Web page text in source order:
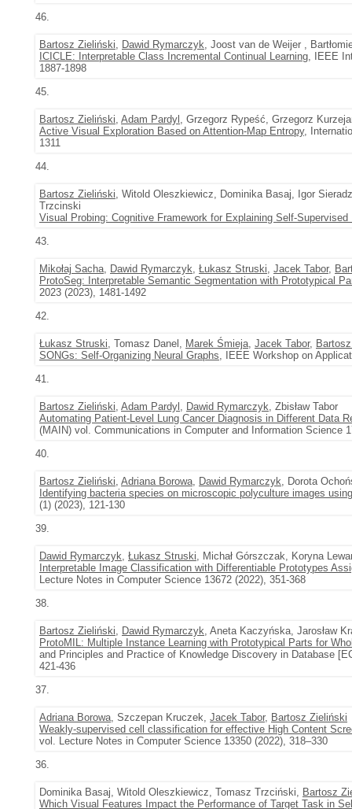
46.
Bartosz Zieliński, Dawid Rymarczyk, Joost van de Weijer ,
ICICLE: Interpretable Class Incremental Continual Learning, IEEE
1887-1898
45.
Bartosz Zieliński, Adam Pardyl , Grzegorz Rypeść, Grzegorz
Active Visual Exploration Based on Attention-Map Entropy,
1311
44.
Bartosz Zieliński, Witold Oleszkiewicz, Dominika Basaj, Igor
Trzcinski
Visual Probing: Cognitive Framework for Explaining Self-
43.
Mikołaj Sacha, Dawid Rymarczyk, Łukasz Struski, Jacek Tabor,
ProtoSeg: Interpretable Semantic Segmentation with Prototypical
2023 (2023), 1481-1492
42.
Łukasz Struski, Tomasz Danel, Marek Śmieja, Jacek Tabor,
SONGs: Self-Organizing Neural Graphs, IEEE Workshop on
41.
Bartosz Zieliński, Adam Pardyl , Dawid Rymarczyk, Zbisław Tabor
Automating Patient-Level Lung Cancer Diagnosis in Different Data
(MAIN) vol. Communications in Computer and Information Science
40.
Bartosz Zieliński, Adriana Borowa, Dawid Rymarczyk, Dorota
Identifying bacteria species on microscopic polyculture images
(1) (2023), 121-130
39.
Dawid Rymarczyk, Łukasz Struski, Michał Górszczak, Koryna
Interpretable Image Classification with Differentiable Prototypes
Lecture Notes in Computer Science 13672 (2022), 351-368
38.
Bartosz Zieliński, Dawid Rymarczyk, Aneta Kaczyńska, Jarosław
ProtoMIL: Multiple Instance Learning with Prototypical Parts for
and Principles and Practice of Knowledge Discovery in Database
421-436
37.
Adriana Borowa, Szczepan Kruczek, Jacek Tabor, Bartosz Zieliński
Weakly-supervised cell classification for effective High Content
vol. Lecture Notes in Computer Science 13350 (2022), 318–330
36.
Dominika Basaj, Witold Oleszkiewicz, Tomasz Trzciński, Bartosz
Which Visual Features Impact the Performance of Target Task in